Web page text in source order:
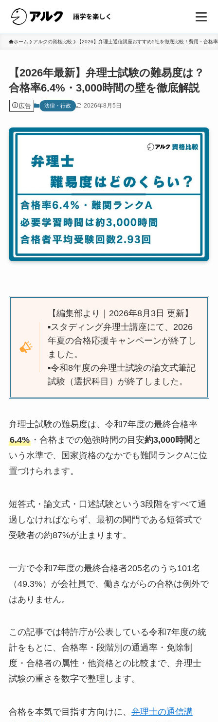
ホーム アルクの資格比較 【2026】弁理士通信講座おすすめ5社を徹底比較！費用・合格
【2026年最新】弁理士試験の難易度は？
合格率6.4%・3,000時間の壁を徹底解説
広告 法律・行政 2026年8月5日
【編集部より｜2026年8月3日 更新】
▪️スタディング弁理士講座にて、2026
年夏の合格応援キャンペーンが終了し
ました。
▪️令和8年度の弁理士試験の論文式筆記
試験（選択科目）が終了しました。
弁理士試験の難易度は、令和7年度の最終合格率
6.4%・合格までの勉強時間の目安約3,000時間 と
いう水準で、国家資格のなかでも難関ランクAに位
置づけられます。
短答式・論文式・口述試験という3段階をすべて通
過しなければならず、最初の関門である短答式で
受験者の約87%が止まります。
一方で令和7年度の最終合格者205名のうち101名
（49.3%）が会社員で、働きながらの合格は例外で
はありません。
この記事では特許庁が公表している令和7年度の統
計をもとに、合格率・段階別の通過率・免除制
度・合格者の属性・他資格との比較まで、弁理士
試験の重さを数字で整理します。
合格を本気で目指す方向けに、 弁理士の通信講